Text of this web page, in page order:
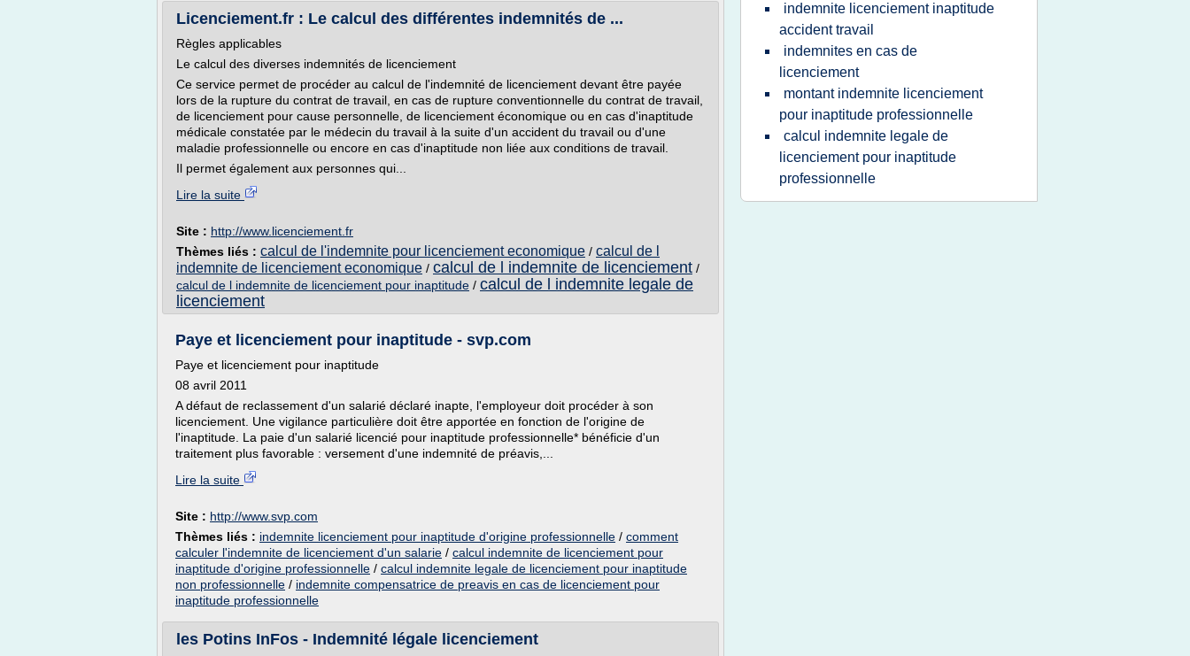
Licenciement.fr : Le calcul des différentes indemnités de ...
Règles applicables
Le calcul des diverses indemnités de licenciement
Ce service permet de procéder au calcul de l'indemnité de licenciement devant être payée
lors de la rupture du contrat de travail, en cas de rupture conventionnelle du contrat de travail,
de licenciement pour cause personnelle, de licenciement économique ou en cas d'inaptitude
médicale constatée par le médecin du travail à la suite d'un accident du travail ou d'une
maladie professionnelle ou encore en cas d'inaptitude non liée aux conditions de travail.
Il permet également aux personnes qui...
Lire la suite
Site : http://www.licenciement.fr
Thèmes liés : calcul de l'indemnite pour licenciement economique / calcul de l
indemnite de licenciement economique / calcul de l indemnite de licenciement /
calcul de l indemnite de licenciement pour inaptitude / calcul de l indemnite legale de
licenciement
Paye et licenciement pour inaptitude - svp.com
Paye et licenciement pour inaptitude
08 avril 2011
A défaut de reclassement d'un salarié déclaré inapte, l'employeur doit procéder à son
licenciement. Une vigilance particulière doit être apportée en fonction de l'origine de
l'inaptitude. La paie d'un salarié licencié pour inaptitude professionnelle* bénéficie d'un
traitement plus favorable : versement d'une indemnité de préavis,...
Lire la suite
Site : http://www.svp.com
Thèmes liés : indemnite licenciement pour inaptitude d'origine professionnelle / comment
calculer l'indemnite de licenciement d'un salarie / calcul indemnite de licenciement pour
inaptitude d'origine professionnelle / calcul indemnite legale de licenciement pour inaptitude
non professionnelle / indemnite compensatrice de preavis en cas de licenciement pour
inaptitude professionnelle
les Potins InFos - Indemnité légale licenciement
indemnite licenciement inaptitude
accident travail
indemnites en cas de
licenciement
montant indemnite licenciement
pour inaptitude professionnelle
calcul indemnite legale de
licenciement pour inaptitude
professionnelle